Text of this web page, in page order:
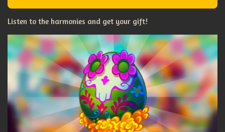
Listen to the harmonies and get your gift!